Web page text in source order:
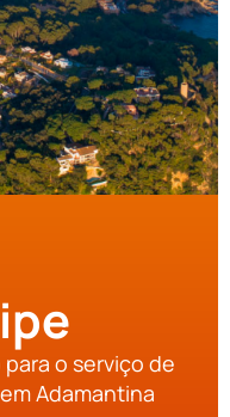
o serviço de
Adamantina